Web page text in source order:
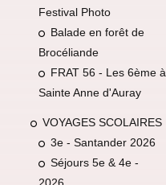
Festival Photo
Balade en forêt de
Brocéliande
FRAT 56 - Les 6ème à
Sainte Anne d'Auray
VOYAGES SCOLAIRES
3e - Santander 2026
Séjours 5e & 4e -